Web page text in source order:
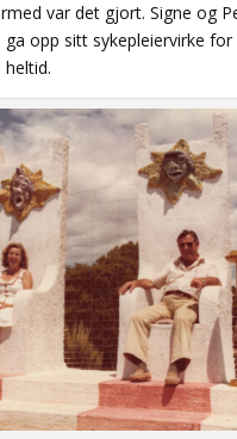
var det gjort. Signe og
ga opp sitt sykepleiervirke for